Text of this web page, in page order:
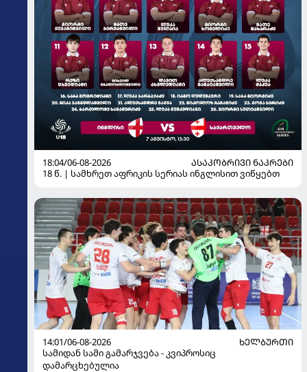
18:04/06-08-2026
ᲐᲡᲐᲙᲝᲑᲠᲘᲕᲘ ᲜᲐᲙᲠᲔᲑᲘ
18 წ. | სამხრეთ აფრიკის სერიას ინგლისით ვიწყებთ
14:01/06-08-2026
ᲮᲔᲚᲑᲣᲠᲗᲘ
სამიდან სამი გამარჯვება - კვიპროსიც
დამარცხებულია